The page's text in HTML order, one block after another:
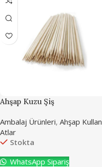
Ahşap Kuzu Şiş
Ambalaj Ürünleri, Ahşap Kullan
Atlar
Stokta
WhatsApp Sipariş